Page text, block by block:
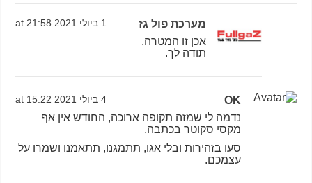
מערכת פול גז 1 ביולי 2021 at 21:58
אכן זו המטרה.
תודה לך.
OK 4 ביולי 2021 at 15:22
נדמה לי שמזה תקופה ארוכה, החודש אין אף
מקסי סקוטר בכתבה.
סעו בזהירות ובלי אגו, תתמגנו, תתאמנו ושמרו על
עצמכם.